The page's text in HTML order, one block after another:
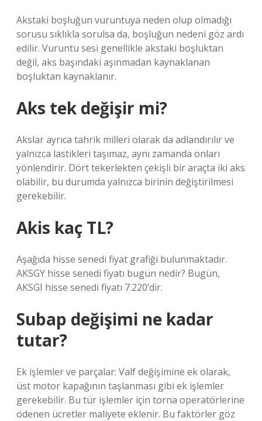
Akstaki boşluğun vuruntuya neden olup olmadığı
sorusu sıklıkla sorulsa da, boşluğun nedeni göz ardı
edilir. Vuruntu sesi genellikle akstaki boşluktan
değil, aks başındaki aşınmadan kaynaklanan
boşluktan kaynaklanır.
Aks tek değişir mi?
Akslar ayrıca tahrik milleri olarak da adlandırılır ve
yalnızca lastikleri taşımaz, aynı zamanda onları
yönlendirir. Dört tekerlekten çekişli bir araçta iki aks
olabilir, bu durumda yalnızca birinin değiştirilmesi
gerekebilir.
Akis kaç TL?
Aşağıda hisse senedi fiyat grafiği bulunmaktadır.
AKSGY hisse senedi fiyatı bugün nedir? Bugün,
AKSGI hisse senedi fiyatı 7.220’dir.
Subap değişimi ne kadar
tutar?
Ek işlemler ve parçalar: Valf değişimine ek olarak,
üst motor kapağının taşlanması gibi ek işlemler
gerekebilir. Bu tür işlemler için torna operatörlerine
ödenen ücretler maliyete eklenir. Bu faktörler göz